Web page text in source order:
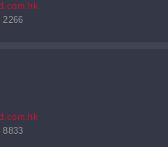
2266
8833